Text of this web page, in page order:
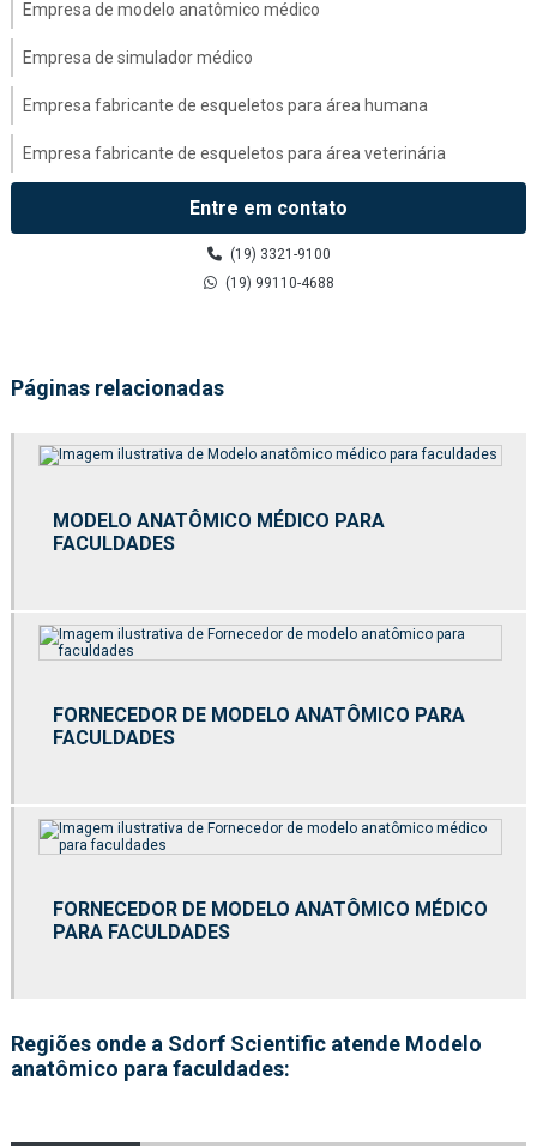
Empresa de modelo anatômico médico
Empresa de simulador médico
Empresa fabricante de esqueletos para área humana
Empresa fabricante de esqueletos para área veterinária
Empresa fabricante de modelo anatômico médico
Esqueletos para área humana
Fábrica de esqueletos para área humana
Fábrica de kit molecular
Fabricação de esqueletos para área humana
Fabricante de esqueletos para área veterinária
Fornecedor de esqueletos para área humana
Fornecedor de esqueletos para estudo
Fornecedor de esqueletos para hospitais
Fornecedor de kit molecular
Fornecedor de kit molecular médico para laboratórios
Entre em contato
(19) 3321-9100
(19) 99110-4688
Páginas relacionadas
MODELO ANATÔMICO MÉDICO PARA
FACULDADES
FORNECEDOR DE MODELO ANATÔMICO PARA
FACULDADES
FORNECEDOR DE MODELO ANATÔMICO MÉDICO
PARA FACULDADES
Regiões onde a Sdorf Scientific atende Modelo
anatômico para faculdades: